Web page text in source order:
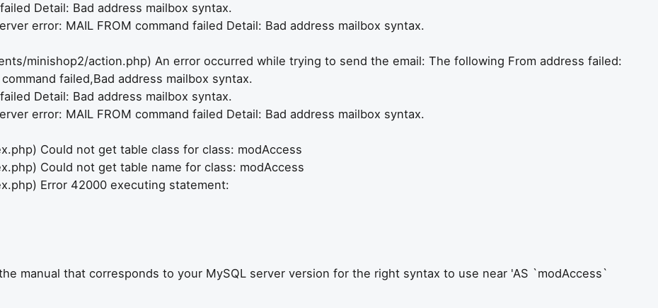
Detail: Bad address mailbox syntax.
error: MAIL FROM command failed Detail: Bad address mailbox syntax.
minishop2/action.php) An error occurred while trying to send the email: The following From address failed:
failed,Bad address mailbox syntax.
Detail: Bad address mailbox syntax.
error: MAIL FROM command failed Detail: Bad address mailbox syntax.
Could not get table class for class: modAccess
Could not get table name for class: modAccess
Error 42000 executing statement:
manual that corresponds to your MySQL server version for the right syntax to use near 'AS `modAccess`